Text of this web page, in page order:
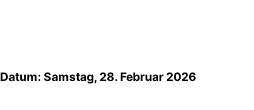
Datum: Samstag, 28. Februar 2026